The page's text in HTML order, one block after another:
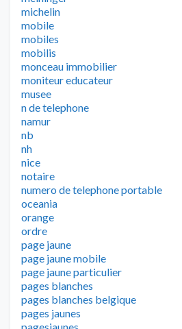
michelin
mobile
mobiles
mobilis
monceau immobilier
moniteur educateur
musee
n de telephone
namur
nb
nh
nice
notaire
numero de telephone portable
oceania
orange
ordre
page jaune
page jaune mobile
page jaune particulier
pages blanches
pages blanches belgique
pages jaunes